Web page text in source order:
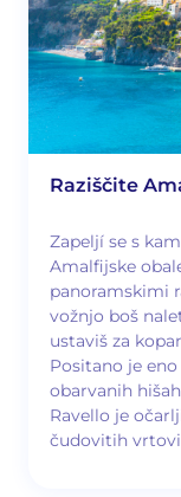
Raziščite
Zapeljí se s
Amalfijske
panoramskimi
vožnjo boš
ustaviš za
Positano je
obarvanih
Ravello je
čudovitih